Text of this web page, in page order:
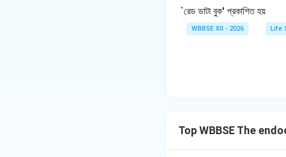
`রেড ডাটা বুক' প্রকাশিত হয়
WBBSE XII - 2026 Life
Top WBBSE The